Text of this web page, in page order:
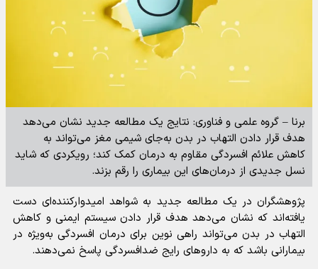
برنا – گروه علمی و فناوری: نتایج یک مطالعه جدید نشان می‌دهد
هدف قرار دادن التهاب در بدن به‌جای شیمی مغز می‌تواند به
کاهش علائم افسردگی مقاوم به درمان کمک کند؛ رویکردی که شاید
نسل جدیدی از درمان‌های این بیماری را رقم بزند.
پژوهشگران در یک مطالعه جدید به شواهد امیدوارکننده‌ای دست
یافته‌اند که نشان می‌دهد هدف قرار دادن سیستم ایمنی و کاهش
التهاب در بدن می‌تواند راهی نوین برای درمان افسردگی به‌ویژه در
بیمارانی باشد که به دارو‌های رایج ضدافسردگی پاسخ نمی‌دهند.